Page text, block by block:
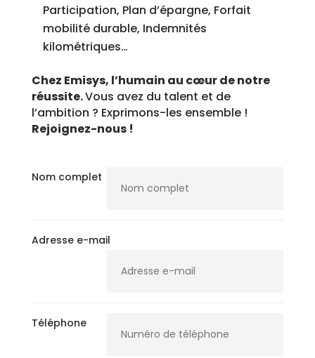
Participation, Plan d’épargne, Forfait
mobilité durable, Indemnités
kilométriques…
Chez Emisys, l’humain au cœur de notre
réussite.Vous avez du talent et de
l’ambition ? Exprimons-les ensemble !
Rejoignez-nous !
Nom complet
Adresse e-mail
Téléphone